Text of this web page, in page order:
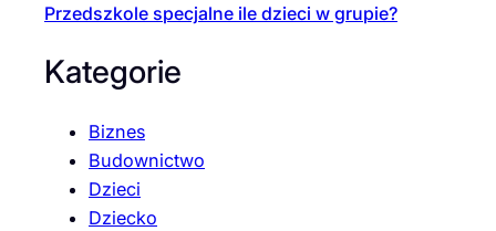
Przedszkole specjalne ile dzieci w grupie?
Kategorie
Biznes
Budownictwo
Dzieci
Dziecko